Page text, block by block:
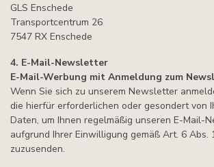
GLS Enschede
Transportcentrum 26
7547 RX Enschede
4. E-Mail-Newsletter
E-Mail-Werbung mit Anmeldung zum
Wenn Sie sich zu unserem Newsletter
die hierfür erforderlichen oder gesondert von
Daten, um Ihnen regelmäßig unseren E-Mail-
aufgrund Ihrer Einwilligung gemäß Art. 6 Abs.
zuzusenden.